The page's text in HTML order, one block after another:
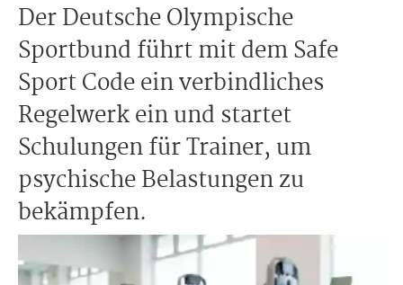
Der Deutsche Olympische
Sportbund führt mit dem Safe
Sport Code ein verbindliches
Regelwerk ein und startet
Schulungen für Trainer, um
psychische Belastungen zu
bekämpfen.